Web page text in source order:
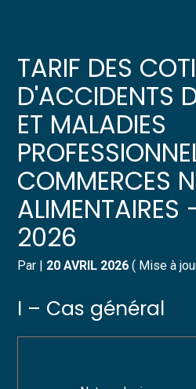
Gérer votre quotidien
Piloter votre entreprise
Développer votre entreprise
Construire votre patrimoine
Structurer votre croissance
Suivre votre comptabilité
Gérer vos ressources humaines
Dématérialiser vos
TARIF DES
D'ACCIDENTS
ET MALADIES
COMMERCES
ALIMENTAIRES
2026
Par | 20 AVRIL 2026 ( Mise à
I – Cas général